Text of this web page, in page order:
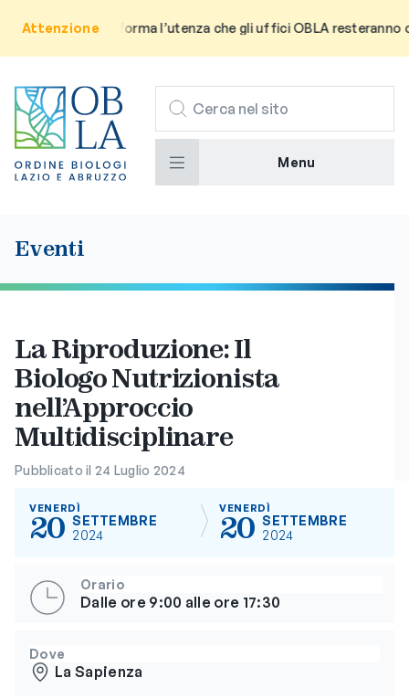
Attenzione
Avviso: Si informa l’utenza che gli uffici OBLA resteranno
CERCA
Menu
Eventi
La Riproduzione: Il
Biologo Nutrizionista
nell’Approccio
Multidisciplinare
Pubblicato il 24 Luglio 2024
VENERDÌ
20 SETTEMBRE
2024
VENERDÌ
20 SETTEMBRE
2024
Orario
Dalle ore 9:00 alle ore 17:30
Dove
La Sapienza